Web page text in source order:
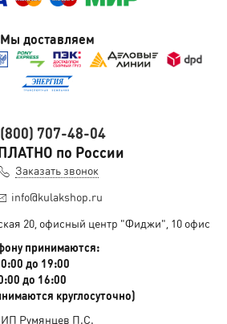
Мы доставляем
707-48-04
по России
Заказать звонок
info@kulakshop.ru
20, офисный центр "Фиджи", 10 офис
принимаются:
до 19:00
до 16:00
круглосуточно)
ИП Румянцев П.С.